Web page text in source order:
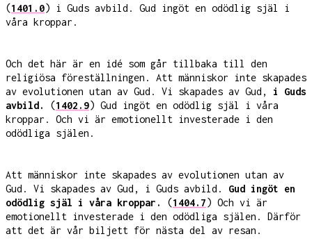
(1401.0) i Guds avbild. Gud ingöt en odödlig själ i
våra kroppar.
Och det här är en idé som går tillbaka till den
religiösa föreställningen. Att människor inte skapades
av evolutionen utan av Gud. Vi skapades av Gud, i Guds
avbild.
(1402.9) Gud ingöt en odödlig själ i våra
kroppar. Och vi är emotionellt investerade i den
odödliga själen.
Att människor inte skapades av evolutionen utan av
Gud. Vi skapades av Gud, i Guds avbild. Gud ingöt en
odödlig själ i våra kroppar.
(1404.7) Och vi är
emotionellt investerade i den odödliga själen. Därför
att det är vår biljett för nästa del av resan.